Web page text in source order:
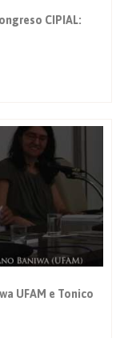
CIPIAL:
UFAM e Tonico